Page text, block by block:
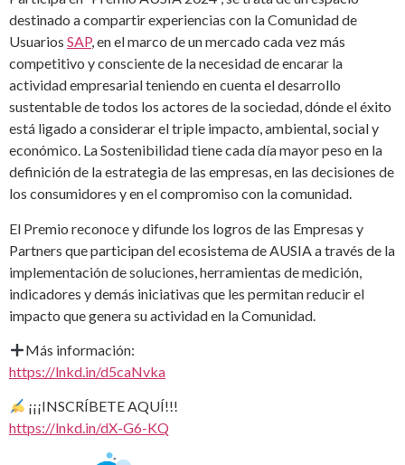
destinado a compartir experiencias con la Comunidad de
Usuarios SAP, en el marco de un mercado cada vez más
competitivo y consciente de la necesidad de encarar la
actividad empresarial teniendo en cuenta el desarrollo
sustentable de todos los actores de la sociedad, dónde el éxito
está ligado a considerar el triple impacto, ambiental, social y
económico. La Sostenibilidad tiene cada día mayor peso en la
definición de la estrategia de las empresas, en las decisiones de
los consumidores y en el compromiso con la comunidad.
El Premio reconoce y difunde los logros de las Empresas y
Partners que participan del ecosistema de AUSIA a través de la
implementación de soluciones, herramientas de medición,
indicadores y demás iniciativas que les permitan reducir el
impacto que genera su actividad en la Comunidad.
Más información:
https://lnkd.in/d5caNvka
¡¡¡INSCRÍBETE AQUÍ!!!
https://lnkd.in/dX-G6-KQ